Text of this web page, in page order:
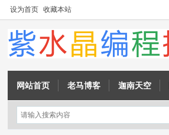
设为首页 收藏本站
网站首页 老马博客 迦南天空